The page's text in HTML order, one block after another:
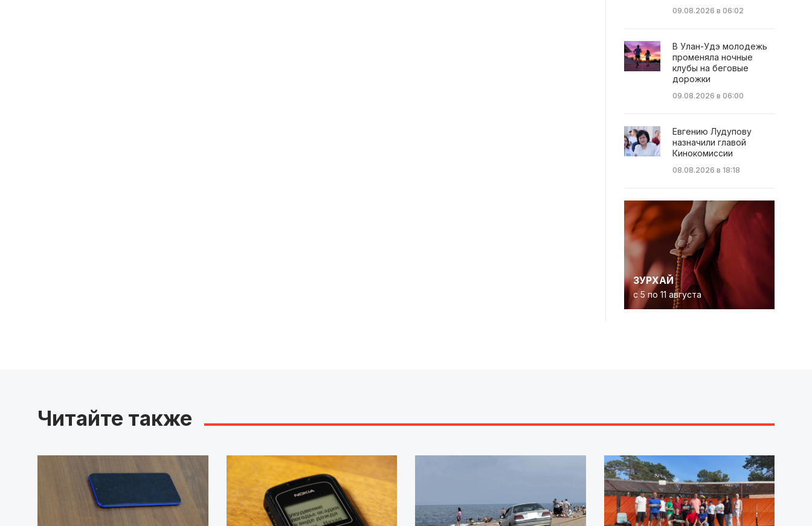
09.08.2026 в 06:02
В Улан-Удэ молодежь
променяла ночные
клубы на беговые
дорожки
09.08.2026 в 06:00
Евгению Лудупову
назначили главой
Кинокомиссии
08.08.2026 в 18:18
ЗУРХАЙ
с 5 по 11 августа
Читайте также